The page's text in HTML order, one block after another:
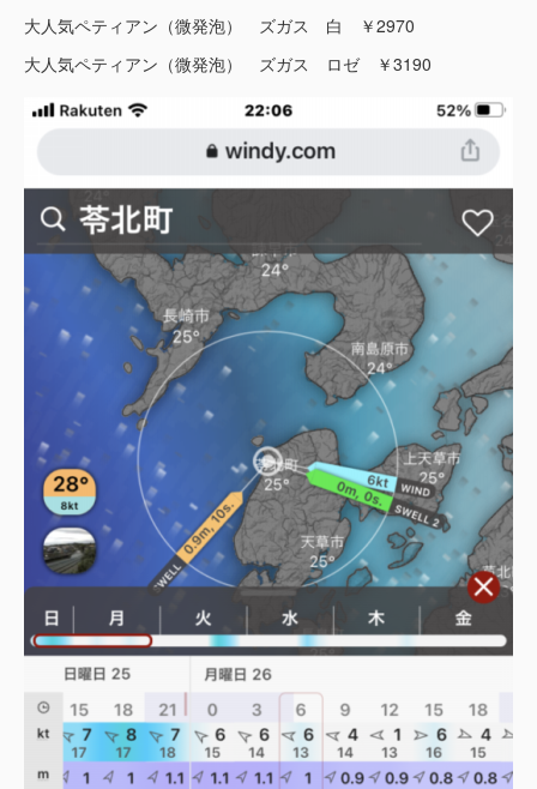
大人気ペティアン（微発泡） ズガス 白 ￥2970
大人気ペティアン（微発泡） ズガス ロゼ ￥3190